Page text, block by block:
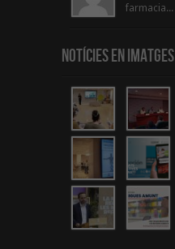
farmacia...
Notícies en Imatges